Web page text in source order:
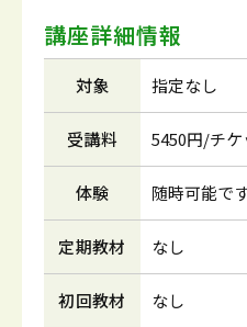
講座詳細情報
対象 指定なし
受講料 5450円/チ
体験 随時可能で
定期教材 なし
初回教材 なし